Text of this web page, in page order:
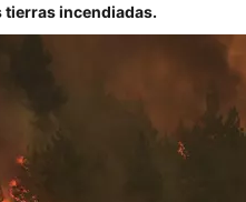
incendiadas.